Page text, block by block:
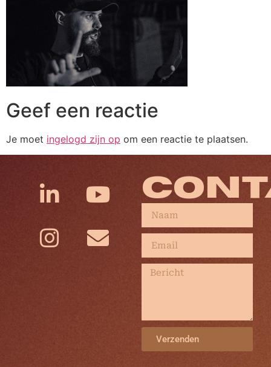
Geef een reactie
Je moet ingelogd zijn op om een reactie te plaatsen.
Verzenden